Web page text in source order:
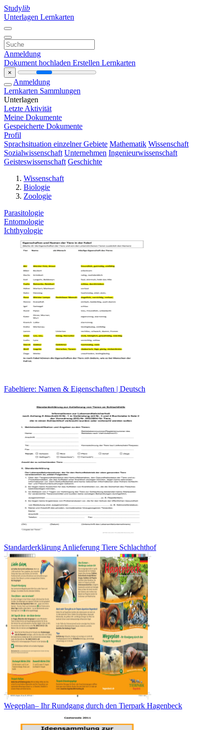
Studylib
Unterlagen Lernkarten
Anmeldung
Dokument hochladen Erstellen Lernkarten
×
Anmeldung
Lernkarten Sammlungen
Unterlagen
Letzte Aktivität
Meine Dokumente
Gespeicherte Dokumente
Profil
Sprachsituation einzelner Gebiete Mathematik Wissenschaft
Sozialwissenschaft Unternehmen Ingenieurwissenschaft
Geisteswissenschaft Geschichte
Wissenschaft
Biologie
Zoologie
Parasitologie
Entomologie
Ichthyologie
Fabeltiere: Namen & Eigenschaften | Deutsch
Standarderklärung Anlieferung Tiere Schlachthof
Wegeplan– Ihr Rundgang durch den Tierpark Hagenbeck